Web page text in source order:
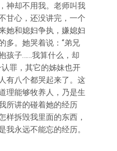
神却不用我。老师叫我
甘心，还没讲完，一个
她和媳妇争执，嫌媳妇
多。她哭着说：“弟兄
孩子……我算什么，却
罪，其它的姊妹也开
有八个都哭起来了。这
理能够牧养人，乃是生
所讲的碰着她的经历
样拆毁我里面的东西，
我永远不能忘的经历。